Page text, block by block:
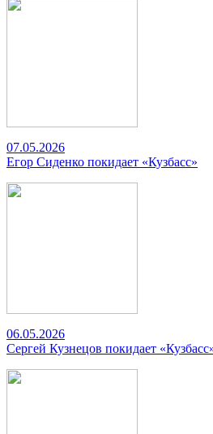
07.05.2026
Егор Сиденко покидает «Кузбасс»
06.05.2026
Сергей Кузнецов покидает